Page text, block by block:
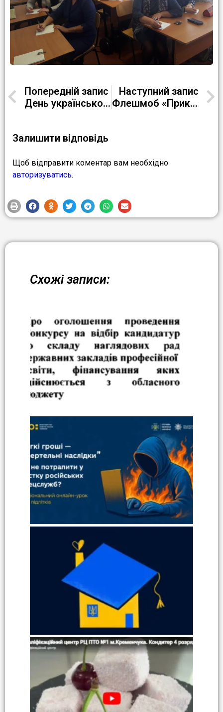
Попередній запис
День української писемності й мови (Продовження 2)
Наступний запис
Флешмоб «Прикрась життя українською»
Залишити відповідь
Щоб відправити коментар вам необхідно
авторизуватись.
Схожі записи: